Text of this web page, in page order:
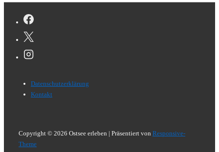
Footer-
Menü
Datenschutzerklärung
Kontakt
Copyright © 2026 Ostsee erleben | Präsentiert von Responsive-
Theme